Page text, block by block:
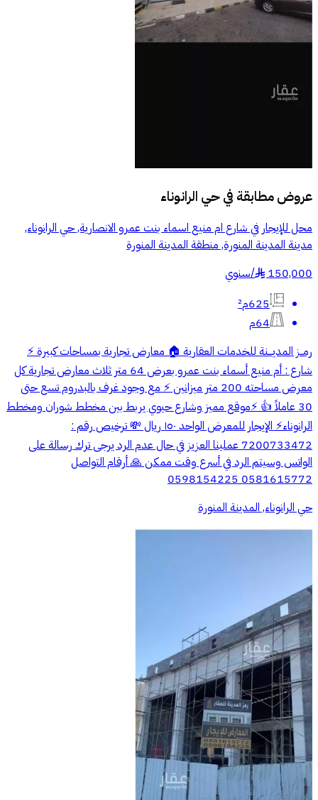
عروض مطابقة فيحي الرانوناء
محل للإيجار في شارع ام منيع اسماء بنت عمرو الانصارية, حي الرانوناء,
مدينة المدينة المنورة, منطقة المدينة المنورة
150,000
§
/سنوي
625م²
64م
رمــز المديـــنة للخدمات العقارية 🏠 معارض تجارية بمساحات كبيرة ⚡️
شارع : أم منيع أسماء بنت عمرو بعرض 64 متر ثلاث معارض تجارية كل
معرض مساحته 200 متر ميزانين ⚡️ مع وجود غرف بالبدروم تسع حتى
30 عاملاً 👍 ⚡️موقع مميز وشارع حيوي يربط بين مخطط شوران ومخطط
الرانوناء⚡️ الإيجار للمعرض الواحد ١٥٠ ريال 💸 ترخيص رقم :
7200733472 عملينا العزيز في حال عدم الرد يرجى ترك رسالة على
الواتس وسيتم الرد في أسرع وقت ممكن 🙏 أرقام التواصل
0581615772 0598154225
حي الرانوناء, المدينة المنورة